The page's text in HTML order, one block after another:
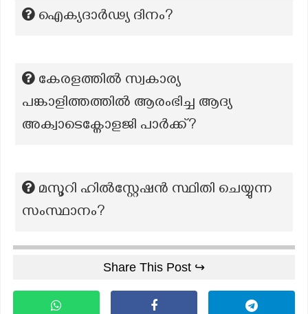
ഐക്യദാർഢ്യ ദിനം?
കേരളത്തില്‍ സ്വകാര്യ
പങ്കാളിത്തത്തില്‍ ആരംഭിച്ച ആദ്യ
അക്വാടെക്നോളജി പാര്‍ക്ക്?
മസൂറി ഹിൽസ്റ്റേഷൻ സ്ഥിതി ചെയ്യുന്ന
സംസ്ഥാനം?
Share This Post ↪